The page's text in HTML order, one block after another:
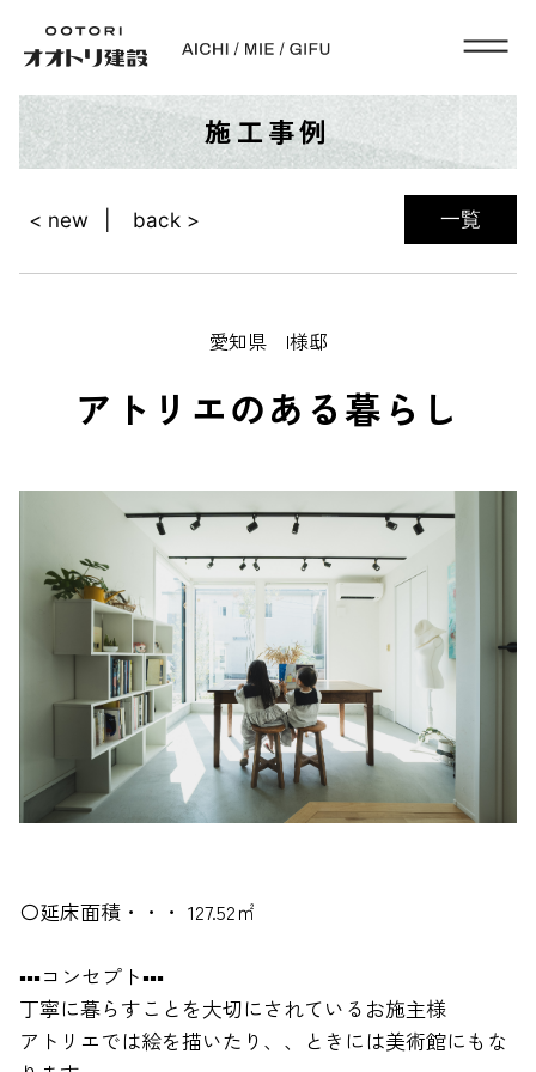
施工事例
一覧
< new back >
愛知県 I様邸
アトリエのある暮らし
〇延床面積・・・ 127.52㎡
▪▪▪コンセプト▪▪▪
丁寧に暮らすことを大切にされているお施主様
アトリエでは絵を描いたり、、ときには美術館にもな